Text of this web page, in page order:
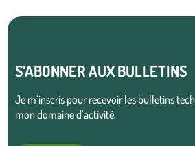
S’ABONNER AUX BULLETINS
Je m’inscris pour recevoir les bulletins
mon domaine d’activité.